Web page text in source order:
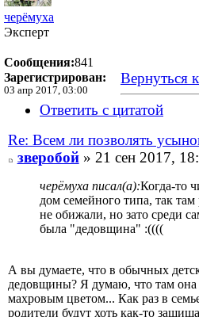
черёмуха
Эксперт
Сообщения:841
Зарегистрирован:
03 апр 2017, 03:00
Вернуться
Ответить с цитатой
Re: Всем ли позволять
зверобой» 21 сен 2017,
черёмуха писал(а):Когда-то
дом семейного типа, так там
не обижали, но зато среди
была "дедовщина" :((((
А вы думаете, что в обычных
дедовщины? Я думаю, что там она
махровым цветом... Как раз в
родители будут хоть как-то